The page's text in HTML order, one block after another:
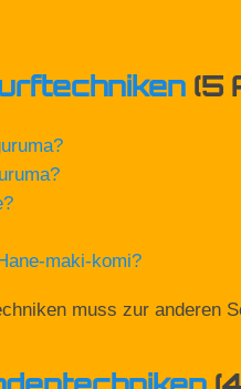
(5
?
?
?
maki-komi?
muss zur anderen